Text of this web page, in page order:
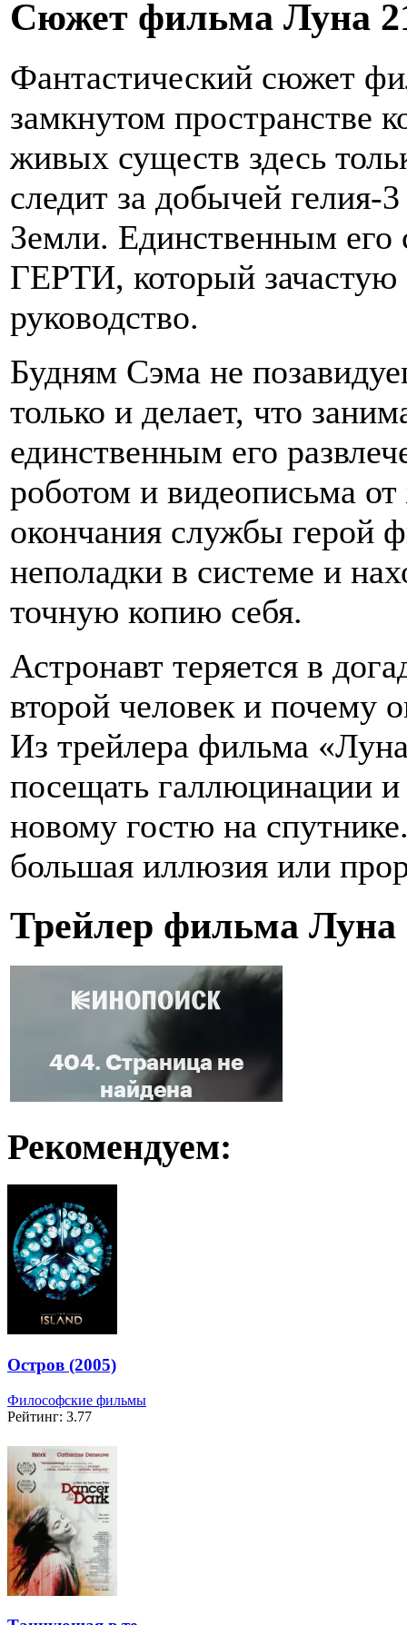
Сюжет фильма Луна
Фантастический сюжет
замкнутом пространстве
живых существ здесь
следит за добычей гелия-
Земли. Единственным его
ГЕРТИ, который зачастую
руководство.
Будням Сэма не
только и делает, что
единственным его
роботом и видеописьма
окончания службы герой
неполадки в системе и
точную копию себя.
Астронавт теряется в
второй человек и почему
Из трейлера фильма
посещать галлюцинации
новому гостю на
большая иллюзия или
Трейлер фильма Луна
Рекомендуем:
Остров (2005)
Философские фильмы
Рейтинг: 3.77